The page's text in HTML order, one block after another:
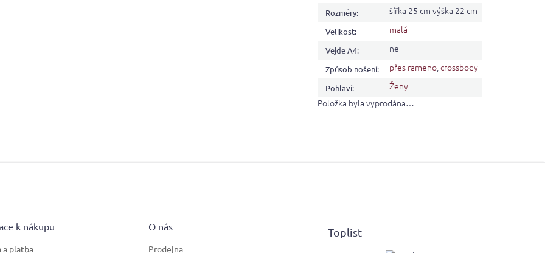
Rozměry: šířka 25 cm výška 22 cm
Velikost: malá
Vejde A4: ne
Způsob nošení: přes rameno,crossbody
Pohlaví:
Ženy
Položka byla vyprodána…
k nákupu
a platba
O nás
Prodejna
Toplist